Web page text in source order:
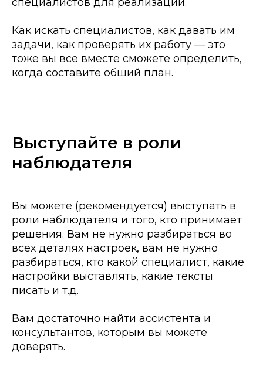
Как искать специалистов, как давать им
задачи, как проверять их работу — это
тоже вы все вместе сможете определить,
когда составите общий план.
Выступайте в роли
наблюдателя
Вы можете (рекомендуется) выступать в
роли наблюдателя и того, кто принимает
решения. Вам не нужно разбираться во
всех деталях настроек, вам не нужно
разбираться, кто какой специалист, какие
настройки выставлять, какие тексты
писать и т.д.
Вам достаточно найти ассистента и
консультантов, которым вы можете
доверять.